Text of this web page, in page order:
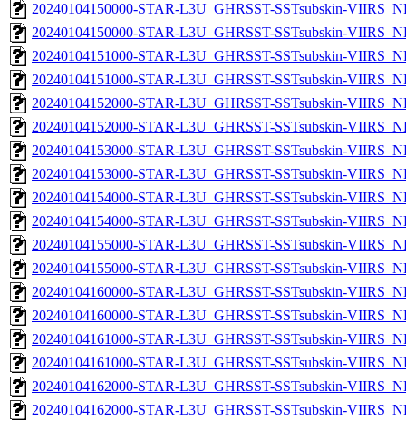
20240104150000-STAR-L3U_GHRSST-SSTsubskin-
20240104150000-STAR-L3U_GHRSST-SSTsubskin-
20240104151000-STAR-L3U_GHRSST-SSTsubskin-
20240104151000-STAR-L3U_GHRSST-SSTsubskin-
20240104152000-STAR-L3U_GHRSST-SSTsubskin-
20240104152000-STAR-L3U_GHRSST-SSTsubskin-
20240104153000-STAR-L3U_GHRSST-SSTsubskin-
20240104153000-STAR-L3U_GHRSST-SSTsubskin-
20240104154000-STAR-L3U_GHRSST-SSTsubskin-
20240104154000-STAR-L3U_GHRSST-SSTsubskin-
20240104155000-STAR-L3U_GHRSST-SSTsubskin-
20240104155000-STAR-L3U_GHRSST-SSTsubskin-
20240104160000-STAR-L3U_GHRSST-SSTsubskin-
20240104160000-STAR-L3U_GHRSST-SSTsubskin-
20240104161000-STAR-L3U_GHRSST-SSTsubskin-
20240104161000-STAR-L3U_GHRSST-SSTsubskin-
20240104162000-STAR-L3U_GHRSST-SSTsubskin-
20240104162000-STAR-L3U_GHRSST-SSTsubskin-